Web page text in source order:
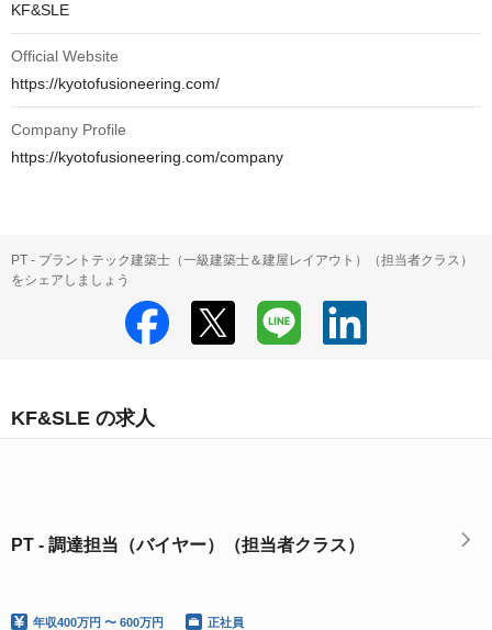
KF&SLE
Official Website
https://kyotofusioneering.com/
Company Profile
https://kyotofusioneering.com/company
PT - プラントテック建築士（一級建築士＆建屋レイアウト）（担当者クラス）
をシェアしましょう
KF&SLE の求人
PT - 調達担当（バイヤー）（担当者クラス）
年収400万円 〜 600万円 正社員